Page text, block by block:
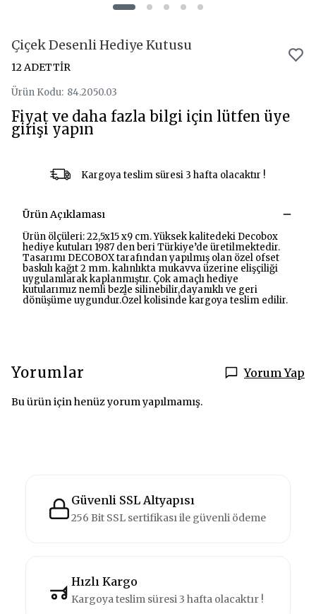
Çiçek Desenli Hediye Kutusu
12 ADETTİR
Ürün Kodu: 84.2050.03
Fiyat ve daha fazla bilgi için lütfen üye
girişi yapın
Kargoya teslim süresi 3 hafta olacaktır !
Ürün Açıklaması
Ürün ölçüleri: 22,5x15 x9 cm. Yüksek kalitedeki Decobox
hediye kutuları 1987 den beri Türkiye’de üretilmektedir.
Tasarımı DECOBOX tarafından yapılmış olan özel ofset
baskılı kağıt 2 mm. kalınlıkta mukavva üzerine elişçiliği
uygulanılarak kaplanmıştır. Çok amaçlı hediye
kutularımız nemli bezle silinebilir,dayanıklı ve geri
dönüşüme uygundur.Özel kolisinde kargoya teslim edilir.
Yorumlar Yorum Yap
Bu ürün için henüz yorum yapılmamış.
Güvenli SSL Altyapısı
256 Bit SSL sertifikası ile güvenli ödeme
Hızlı Kargo
Kargoya teslim süresi 3 hafta olacaktır !